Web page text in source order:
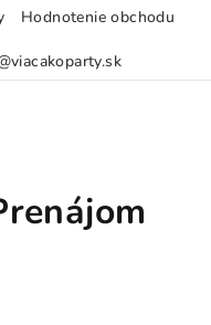
Hodnotenie obchodu